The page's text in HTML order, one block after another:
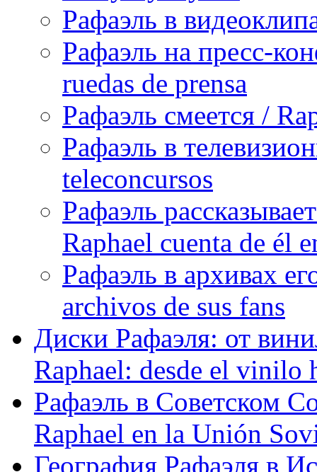
Рафаэль в
Рафаэль на пресс-
ruedas de prensa
Рафаэль смеется /
Рафаэль в
teleconcursos
Рафаэль
Raphael cuenta de él
Рафаэль в архивах
archivos de sus fans
Диски Рафаэля: от
Raphael: desde el vinilo
Рафаэль в Советском
Raphael en la Unión
География Рафаэля в